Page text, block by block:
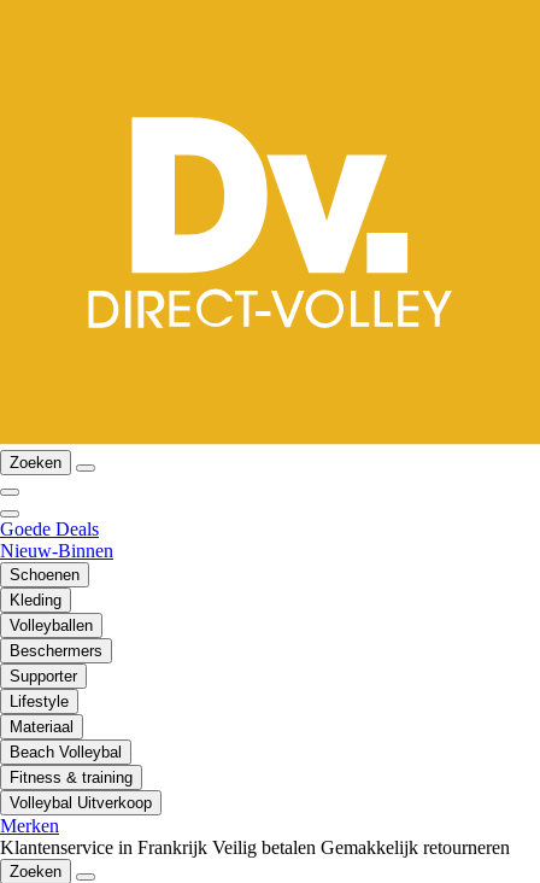
Zoeken
Goede Deals
Nieuw-Binnen
Schoenen
Kleding
Volleyballen
Beschermers
Supporter
Lifestyle
Materiaal
Beach Volleybal
Fitness & training
Volleybal Uitverkoop
Merken
Klantenservice in Frankrijk Veilig betalen Gemakkelijk retourneren
Zoeken